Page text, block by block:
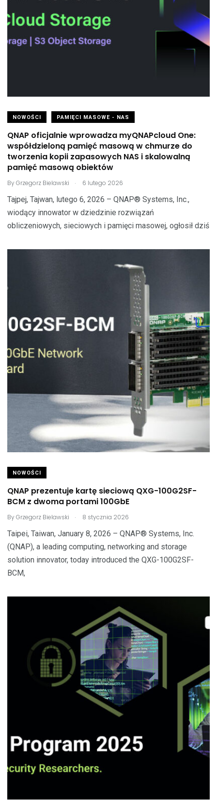
NOWOŚCI PAMIĘCI MASOWE - NAS
QNAP oficjalnie wprowadza myQNAPcloud One:
współdzieloną pamięć masową w chmurze do
tworzenia kopii zapasowych NAS i skalowalną
pamięć masową obiektów
ByGrzegorz Bielawski . 6 lutego 2026
Tajpej, Tajwan, lutego 6, 2026 – QNAP® Systems, Inc.,
wiodący innowator w dziedzinie rozwiązań
obliczeniowych, sieciowych i pamięci masowej, ogłosił dziś
NOWOŚCI
QNAP prezentuje kartę sieciową QXG-100G2SF-
BCM z dwoma portami 100GbE
ByGrzegorz Bielawski . 8 stycznia 2026
Taipei, Taiwan, January 8, 2026 – QNAP® Systems, Inc.
(QNAP), a leading computing, networking and storage
solution innovator, today introduced the QXG-100G2SF-
BCM,